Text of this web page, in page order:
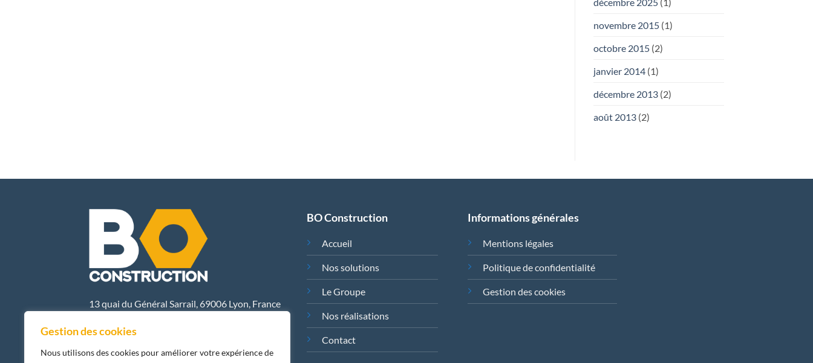
Gestion des cookies
Nous utilisons des cookies pour améliorer votre expérience de
décembre 2025(1)
novembre 2015(1)
octobre 2015(2)
janvier 2014(1)
décembre 2013(2)
août 2013(2)
13 quai du Général Sarrail, 69006 Lyon, France
BO Construction
Accueil
Nos solutions
Le Groupe
Nos réalisations
Contact
Informations générales
Mentions légales
Politique de confidentialité
Gestion des cookies